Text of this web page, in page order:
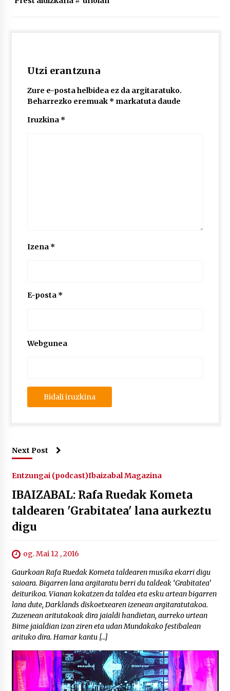
2026/07/03
Utzi erantzuna
Zure e-posta helbidea ez da argitaratuko.
Beharrezko eremuak * markatuta daude
Iruzkina *
Izena *
E-posta *
Webgunea
Next Post
Entzungai (podcast)Ibaizabal Magazina
IBAIZABAL: Rafa Ruedak Kometa
taldearen 'Grabitatea' lana aurkeztu
digu
og. Mai 12 , 2016
Gaurkoan Rafa Ruedak Kometa taldearen musika ekarri digu
saioara. Bigarren lana argitaratu berri du taldeak ‘Grabitatea’
deiturikoa. Vianan kokatzen da taldea eta esku artean bigarren
lana dute, Darklands diskoetxearen izenean argitaratutakoa.
Zuzenean aritutakoak dira jaialdi handietan, aurreko urtean
Bime jaialdian izan ziren eta udan Mundakako festibalean
arituko dira. Hamar kantu […]